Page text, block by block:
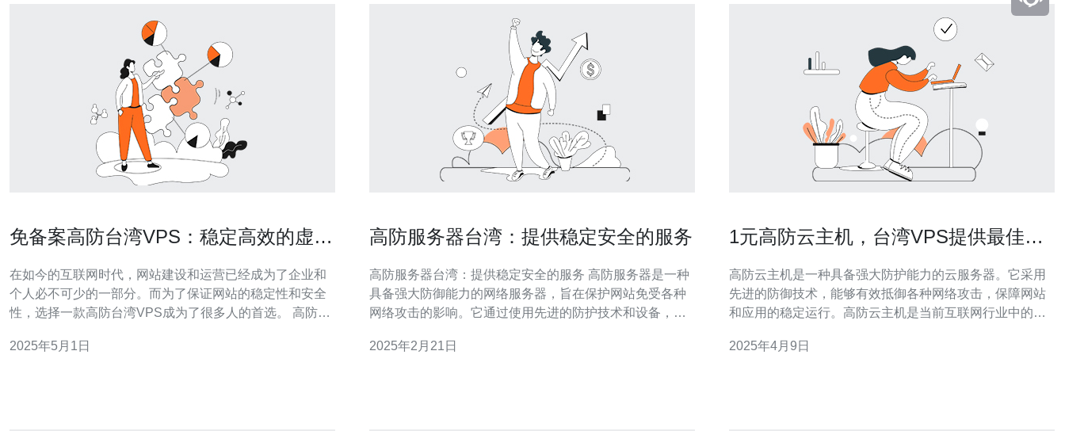
免备案高防台湾VPS：稳定高效的虚拟
在如今的互联网时代，网站建设和运营已经成为了企业和
个人必不可少的一部分。而为了保证网站的稳定性和安全
性，选择一款高防台湾VPS成为了很多人的首选。 高防台
服务器，它将一台物理服务器分割成多个独立的虚拟服务
2025年5月1日
高防服务器台湾：提供稳定安全的服务
高防服务器台湾：提供稳定安全的服务 高防服务器是一种
具备强大防御能力的网络服务器，旨在保护网站免受各种
网络攻击的影响。它通过使用先进的防护技术和设备，可
侵、数据泄露等威胁。 台湾作为一个亚洲地区的网络枢
2025年2月21日
1元高防云主机，台湾VPS提供最佳选
高防云主机是一种具备强大防护能力的云服务器。它采用
先进的防御技术，能够有效抵御各种网络攻击，保障网站
和应用的稳定运行。高防云主机是当前互联网行业中的热
器。台湾作为亚洲互联网枢纽，拥有快速稳定的网络环
2025年4月9日